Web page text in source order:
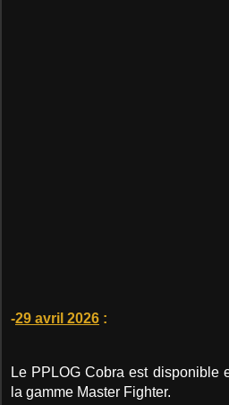
-29 avril 2026 :
Le PPLOG Cobra est disponible
la gamme Master Fighter.